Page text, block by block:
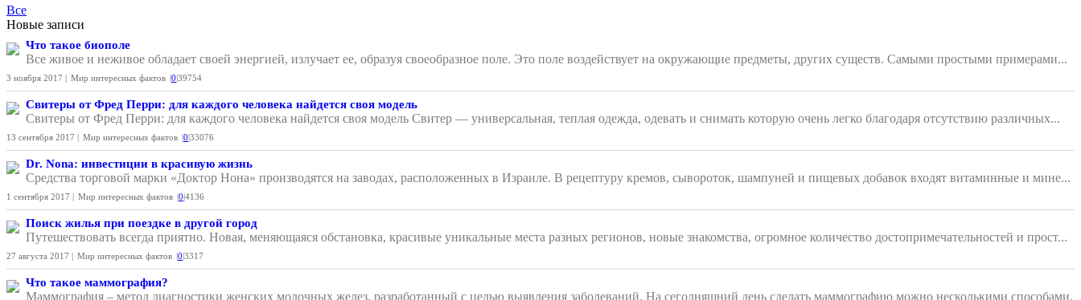
Все
Новые записи
Что такое биополе
Все живое и неживое обладает своей энергией, излучает ее, образуя своеобразное поле. Это поле воздействует на окружающие предметы, других существ. Самыми простыми примерами...
3 ноября 2017 | Мир интересных фактов 0 39754
Свитеры от Фред Перри: для каждого человека найдется своя модель
Свитеры от Фред Перри: для каждого человека найдется своя модель Свитер — универсальная, теплая одежда, одевать и снимать которую очень легко благодаря отсутствию различных...
13 сентября 2017 | Мир интересных фактов 0 33076
Dr. Nona: инвестиции в красивую жизнь
Средства торговой марки «Доктор Нона» производятся на заводах, расположенных в Израиле. В рецептуру кремов, сывороток, шампуней и пищевых добавок входят витаминные и мине...
1 сентября 2017 | Мир интересных фактов 0 4136
Поиск жилья при поездке в другой город
Путешествовать всегда приятно. Новая, меняющаяся обстановка, красивые уникальные места разных регионов, новые знакомства, огромное количество достопримечательностей и прост...
27 августа 2017 | Мир интересных фактов 0 3317
Что такое маммография?
Маммография – метод диагностики женских молочных желез, разработанный с целью выявления заболеваний. На сегодняшний день сделать маммографию можно несколькими способами.